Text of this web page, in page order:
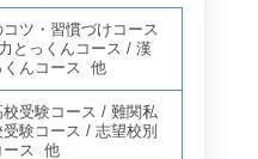
ツ・習慣づけコース
とっくんコース /漢
んコース 他
受験コース /難関私
受験コース /志望校別
ス
他